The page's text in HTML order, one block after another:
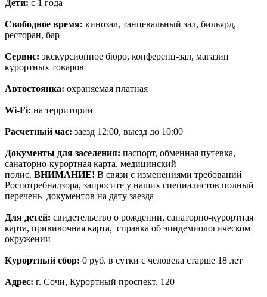
Дети: с 1 года
Свободное время: кинозал, танцевальный зал, бильярд,
ресторан, бар
Сервис: экскурсионное бюро, конференц-зал, магазин
курортных товаров
Автостоянка: охраняемая платная
Wi-Fi: на территории
Расчетный час: заезд 12:00, выезд до 10:00
Документы для заселения: паспорт, обменная путевка,
санаторно-курортная карта, медицинский
полис. ВНИМАНИЕ! В связи с изменениями требований
Роспотребнадзора, запросите у наших специалистов полный
перечень документов на дату заезда
Для детей: свидетельство о рождении, санаторно-курортная
карта, прививочная карта, справка об эпидемиологическом
окружении
Курортный сбор: 0 руб. в сутки с человека старше 18 лет
Адрес: г. Сочи, Курортный проспект, 120